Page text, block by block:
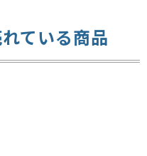
ている商品